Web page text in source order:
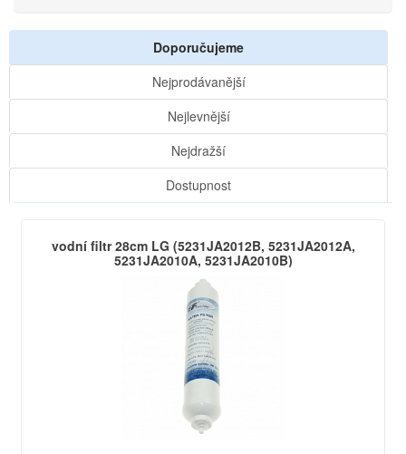
Doporučujeme
Nejprodávanější
Nejlevnější
Nejdražší
Dostupnost
vodní filtr 28cm LG (5231JA2012B, 5231JA2012A,
5231JA2010A, 5231JA2010B)